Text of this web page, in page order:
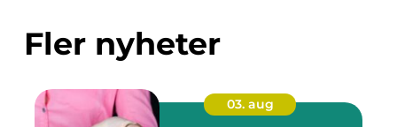
Fler nyheter
03. aug